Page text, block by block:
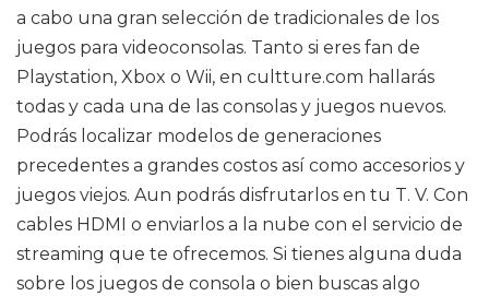
a cabo una gran selección de tradicionales de los
juegos para videoconsolas. Tanto si eres fan de
Playstation, Xbox o Wii, en cultture.com hallarás
todas y cada una de las consolas y juegos nuevos.
Podrás localizar modelos de generaciones
precedentes a grandes costos así como accesorios y
juegos viejos. Aun podrás disfrutarlos en tu T. V. Con
cables HDMI o enviarlos a la nube con el servicio de
streaming que te ofrecemos. Si tienes alguna duda
sobre los juegos de consola o bien buscas algo